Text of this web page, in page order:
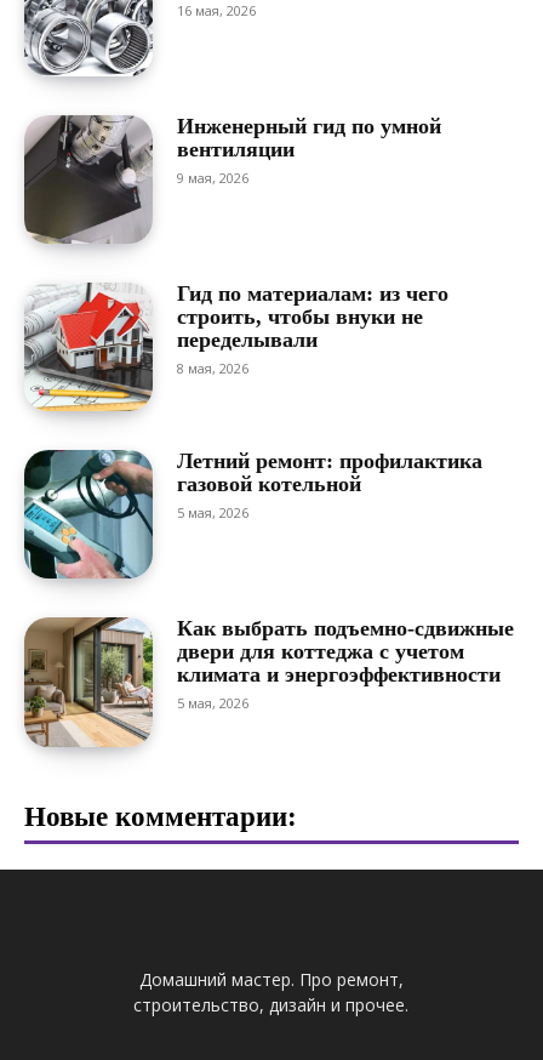
16 мая, 2026
Инженерный гид по умной
вентиляции
9 мая, 2026
Гид по материалам: из чего
строить, чтобы внуки не
переделывали
8 мая, 2026
Летний ремонт: профилактика
газовой котельной
5 мая, 2026
Как выбрать подъемно-сдвижные
двери для коттеджа с учетом
климата и энергоэффективности
5 мая, 2026
Новые комментарии:
Домашний мастер. Про ремонт,
строительство, дизайн и прочее.